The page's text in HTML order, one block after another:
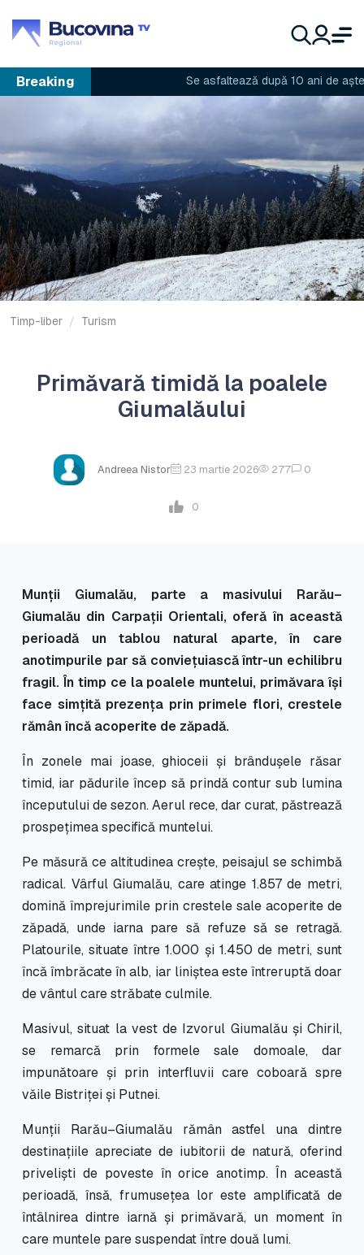
Breaking Se asfaltează după 10 ani de
Timp-liber Turism
Primăvară timidă la poalele
Giumalăului
Andreea Nistor 23 martie 2026 277 0
0
Munții Giumalău, parte a masivului Rarău–
Giumalău din Carpații Orientali, oferă în această
perioadă un tablou natural aparte, în care
anotimpurile par să conviețuiască într-un echilibru
fragil. În timp ce la poalele muntelui, primăvara își
face simțită prezența prin primele flori, crestele
rămân încă acoperite de zăpadă.
În zonele mai joase, ghioceii și brândușele răsar
timid, iar pădurile încep să prindă contur sub lumina
începutului de sezon. Aerul rece, dar curat, păstrează
prospețimea specifică muntelui.
Pe măsură ce altitudinea crește, peisajul se schimbă
radical. Vârful Giumalău, care atinge 1.857 de metri,
domină împrejurimile prin crestele sale acoperite de
zăpadă, unde iarna pare să refuze să se retragă.
Platourile, situate între 1.000 și 1.450 de metri, sunt
încă îmbrăcate în alb, iar liniștea este întreruptă doar
de vântul care străbate culmile.
Masivul, situat la vest de Izvorul Giumalău și Chiril,
se remarcă prin formele sale domoale, dar
impunătoare și prin interfluvii care coboară spre
văile Bistriței și Putnei.
Munții Rarău–Giumalău rămân astfel una dintre
destinațiile apreciate de iubitorii de natură, oferind
priveliști de poveste în orice anotimp. În această
perioadă, însă, frumusețea lor este amplificată de
întâlnirea dintre iarnă și primăvară, un moment în
care muntele pare suspendat între două lumi.